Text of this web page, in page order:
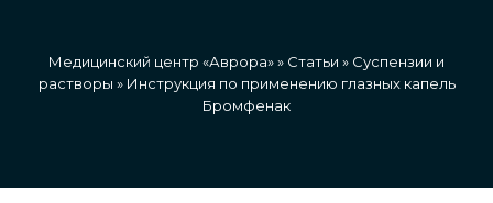
Медицинский центр «Аврора»» Статьи » Суспензии и
растворы » Инструкция по применению глазных капель
Бромфенак